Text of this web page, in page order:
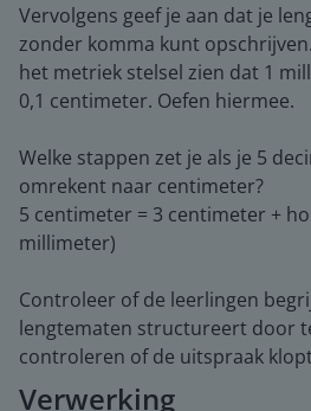
Vervolgens geef je aan dat je
zonder komma kunt
het metriek stelsel zien dat 1
0,1 centimeter. Oefen hiermee.
Welke stappen zet je als je 5
omrekent naar centimeter?
5 centimeter = 3 centimeter +
millimeter)
Controleer of de leerlingen
lengtematen structureert door
controleren of de uitspraak
Verwerking